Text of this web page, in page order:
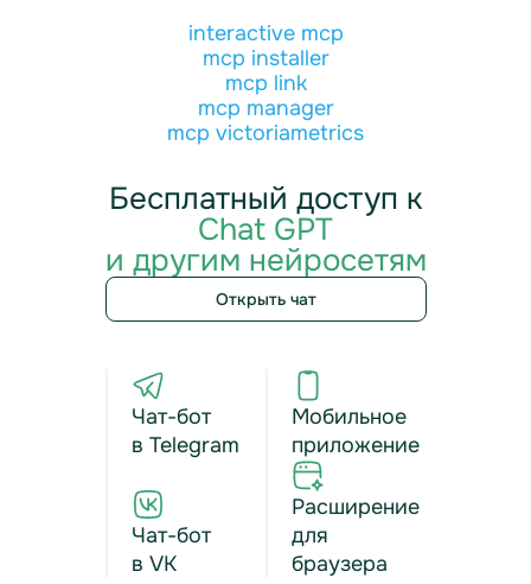
interactive mcp
mcp installer
mcp link
mcp manager
mcp victoriametrics
Бесплатный доступ к
Chat GPT
и другим нейросетям
Открыть чат
Чат-бот
в Telegram
Чат-бот
в VK
Мобильное
приложение
Расширение
для
браузера